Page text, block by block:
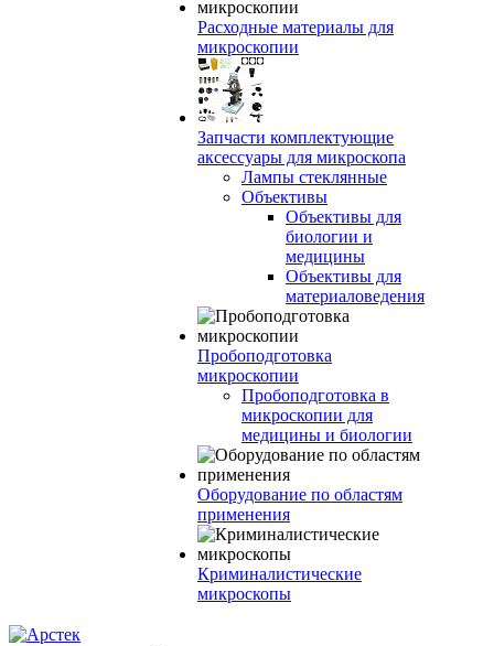
Расходные материалы для
микроскопии
Запчасти комплектующие
аксессуары для микроскопа
Лампы стеклянные
Объективы
Объективы для
биологии и
медицины
Объективы для
материаловедения
Пробоподготовка
микроскопии
Пробоподготовка в
микроскопии для
медицины и биологии
Оборудование по областям
применения
Криминалистические
микроскопы